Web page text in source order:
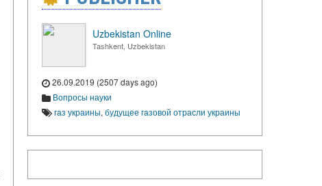
Uzbekistan Online
Tashkent, Uzbekistan
26.09.2019 (2507 days ago)
Вопросы науки
газ украины, будущее газовой отрасли украины